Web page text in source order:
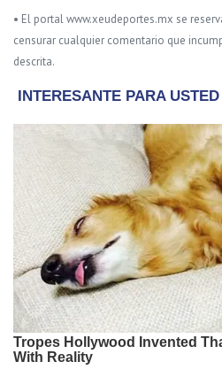
• El portal www.xeudeportes.mx se
censurar cualquier comentario que
descrita.